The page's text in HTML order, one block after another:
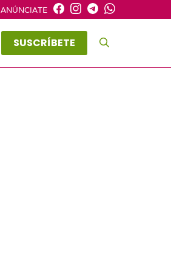
ANÚNCIATE
SUSCRÍBETE